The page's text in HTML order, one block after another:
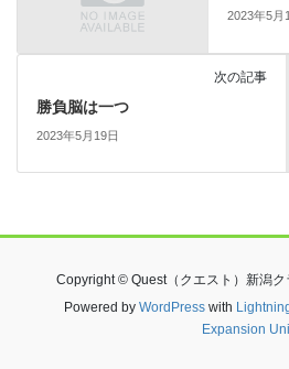
2023年5月
次の記事
勝負脳は一つ
2023年5月19日
Copyright © Quest（クエスト）新潟
Powered by WordPresswith
Expansion